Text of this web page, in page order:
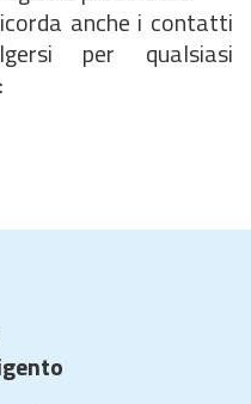
anche i contatti
per qualsiasi